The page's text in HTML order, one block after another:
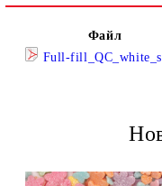
Файл
Full-